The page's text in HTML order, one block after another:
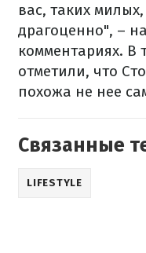
вас, таких
драгоценно", –
комментариях. В
отметили, что
похожа не нее
Связанные
LIFESTYLE